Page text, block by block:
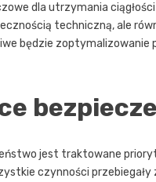
dla utrzymania
techniczną, ale
będzie
jest traktowane
czynności